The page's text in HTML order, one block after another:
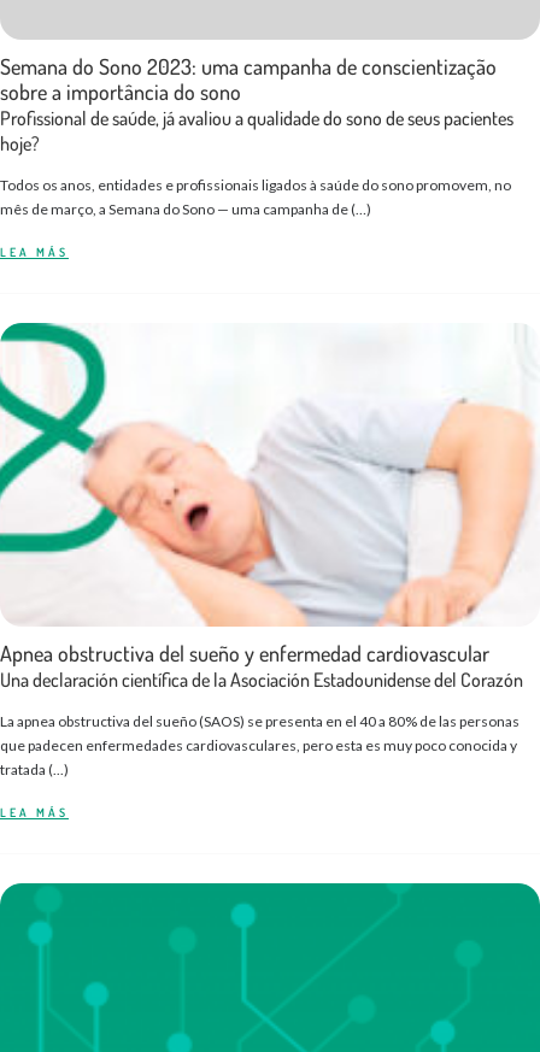
Semana do Sono 2023: uma campanha de conscientização
sobre a importância do sono
Profissional de saúde, já avaliou a qualidade do sono de seus pacientes
hoje?
Todos os anos, entidades e profissionais ligados à saúde do sono promovem, no
mês de março, a Semana do Sono — uma campanha de (…)
LEA MÁS
Apnea obstructiva del sueño y enfermedad cardiovascular
Una declaración científica de la Asociación Estadounidense del Corazón
La apnea obstructiva del sueño (SAOS) se presenta en el 40 a 80% de las personas
que padecen enfermedades cardiovasculares, pero esta es muy poco conocida y
tratada (...)
LEA MÁS